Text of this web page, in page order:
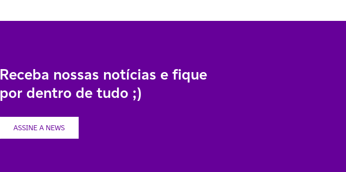
Receba nossas notícias e fique
por dentro de tudo ;)
ASSINE A NEWS